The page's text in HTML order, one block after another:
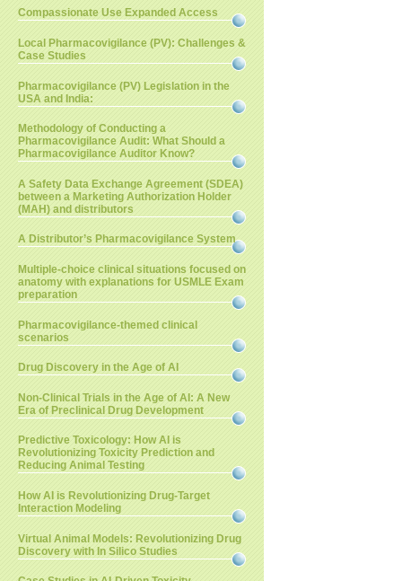
Compassionate Use Expanded Access
Local Pharmacovigilance (PV): Challenges &
Case Studies
Pharmacovigilance (PV) Legislation in the
USA and India:
Methodology of Conducting a
Pharmacovigilance Audit: What Should a
Pharmacovigilance Auditor Know?
A Safety Data Exchange Agreement (SDEA)
between a Marketing Authorization Holder
(MAH) and distributors
A Distributor’s Pharmacovigilance System
Multiple-choice clinical situations focused on
anatomy with explanations for USMLE Exam
preparation
Pharmacovigilance-themed clinical
scenarios
Drug Discovery in the Age of AI
Non-Clinical Trials in the Age of AI: A New
Era of Preclinical Drug Development
Predictive Toxicology: How AI is
Revolutionizing Toxicity Prediction and
Reducing Animal Testing
How AI is Revolutionizing Drug-Target
Interaction Modeling
Virtual Animal Models: Revolutionizing Drug
Discovery with In Silico Studies